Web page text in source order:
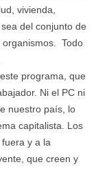
vivienda,
del conjunto de
organismos. Todo
programa, que
Ni el PC ni
nuestro país, lo
capitalista. Los
y a la
que creen y